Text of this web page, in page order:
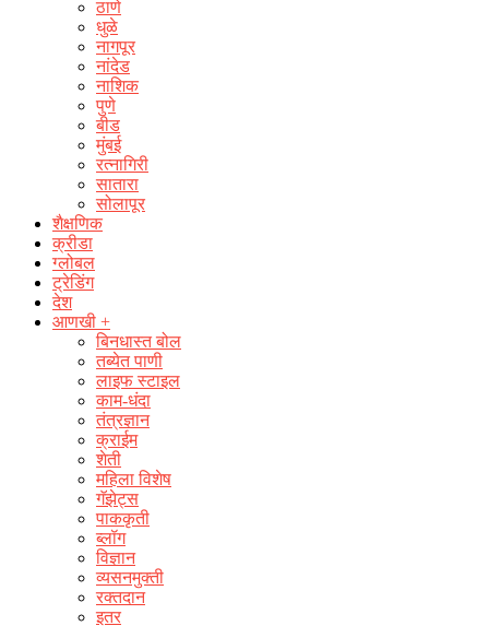
ठाणे
धुळे
नागपूर
नांदेड
नाशिक
पुणे
बीड
मुंबई
रत्नागिरी
सातारा
सोलापूर
शैक्षणिक
क्रीडा
ग्लोबल
ट्रेडिंग
देश
आणखी +
बिनधास्त बोल
तब्येत पाणी
लाइफ स्टाइल
काम-धंदा
तंत्रज्ञान
क्राईम
शेती
महिला विशेष
गॅझेट्स
पाककृती
ब्लॉग
विज्ञान
व्यसनमुक्ती
रक्‍तदान
इतर